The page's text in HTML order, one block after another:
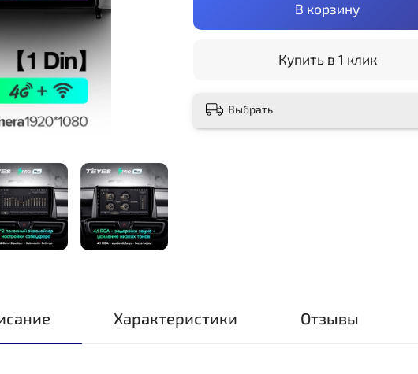
В корзину
Купить в 1 клик
Выбрать
Характеристики Отзывы